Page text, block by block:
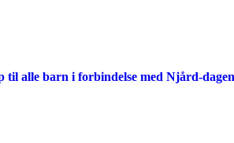
til alle barn i forbindelse med Njård-dagen